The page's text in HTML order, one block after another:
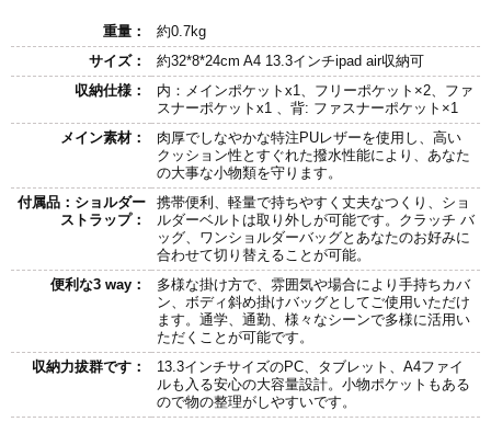
重量：
約0.7kg
サイズ：
約32*8*24cm A4 13.3インチipad air収納可
収納仕様：
内：メインポケットx1、フリーポケット×2、ファ
スナーポケットx1 、背: ファスナーポケット×1
メイン素材：
肉厚でしなやかな特注PUレザーを使用し、高い
クッション性とすぐれた撥水性能により、あなた
の大事な小物類を守ります。
付属品：ショルダー
ストラップ：
携帯便利、軽量で持ちやすく丈夫なつくり、ショ
ルダーベルトは取り外しが可能です。クラッチ バ
ッグ、ワンショルダーバッグとあなたのお好みに
合わせて切り替えることが可能。
便利な3 way：
多様な掛け方で、雰囲気や場合により手持ちカバ
ン、ボディ斜め掛けバッグとしてご使用いただけ
ます。通学、通勤、様々なシーンで多様に活用い
ただくことが可能です。
収納力拔群です：
13.3インチサイズのPC、タブレット、A4ファイ
ルも入る安心の大容量設計。小物ポケットもある
ので物の整理がしやすいです。